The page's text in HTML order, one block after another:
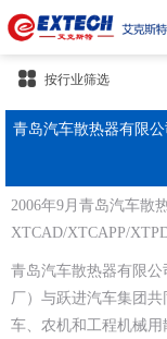
按行业筛选
青岛汽车散热器有限
2006年9月青岛汽车散
XTCAD/XTCAPP/
青岛汽车散热器有限
厂）与跃进汽车集团
车、农机和工程机械用